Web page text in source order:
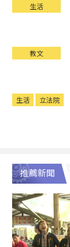
生活
教文
生活 立法院
推薦新聞